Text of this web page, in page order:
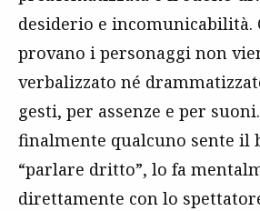
desiderio e incomunicabilità.
provano i personaggi non
verbalizzato né
gesti, per assenze e per
finalmente qualcuno sente il
“parlare dritto”, lo fa
direttamente con lo